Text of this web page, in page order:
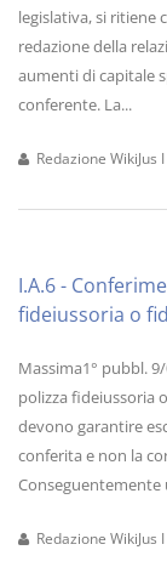
legislativa, si ritiene
redazione della
aumenti di capitale
conferente. La...
Redazione WikiJus I
I.A.6 -
fideiussoria o
Massima1° pubbl.
polizza fideiussoria
devono garantire
conferita e non la
Conseguentemente
Redazione WikiJus I